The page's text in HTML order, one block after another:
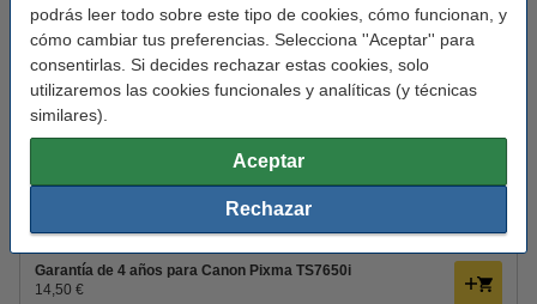
podrás leer todo sobre este tipo de cookies, cómo funcionan, y
cómo cambiar tus preferencias. Selecciona ''Aceptar'' para
consentirlas. Si decides rechazar estas cookies, solo
utilizaremos las cookies funcionales y analíticas (y técnicas
similares).
Aceptar
Rechazar
Canon CL-586XL cartucho de tinta color
(original)
Cables de impresora
Canon NO incluye cable USB.
123tinta Cable de impresora USB (2 metros)
4,95 €
Consejo: amplía la garantía de tu impresora
Garantía de 4 años para Canon Pixma TS7650i
14,50 €